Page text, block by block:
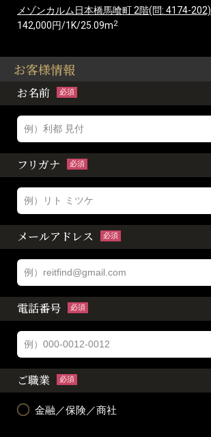
メゾンカルム日本橋馬喰町 2階(問: 4174-202)
142,000円/1K/25.09m2
お客様情報
お名前 必須
フリガナ 必須
メールアドレス 必須
電話番号 必須
ご職業 必須
金融／保険／商社